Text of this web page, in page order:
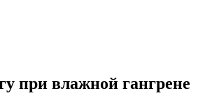
при влажной гангрене